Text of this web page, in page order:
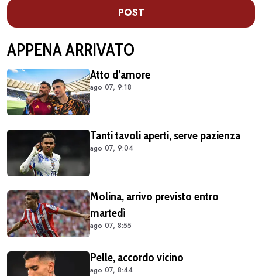
POST
APPENA ARRIVATO
Atto d’amore
ago 07, 9:18
Tanti tavoli aperti, serve pazienza
ago 07, 9:04
Molina, arrivo previsto entro
martedì
ago 07, 8:55
Pelle, accordo vicino
ago 07, 8:44